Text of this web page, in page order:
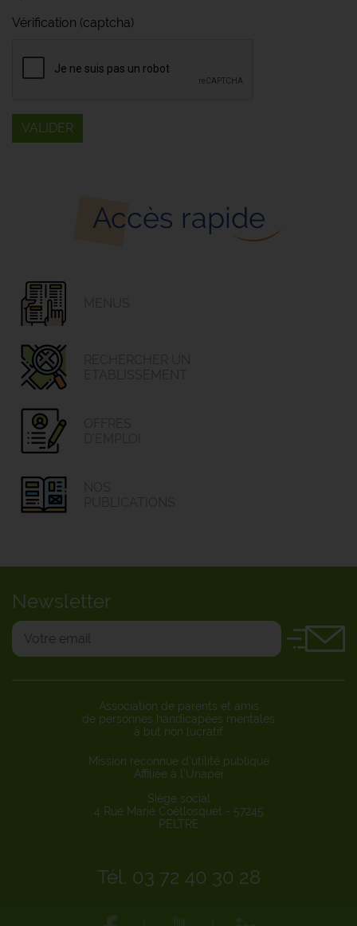
Vérification (captcha)
Accès rapide
Newsletter
Association de parents et amis
de personnes handicapées mentales
à but non lucratif
Mission reconnue d’utilité publique
Affiliée à l’Unapei
Siège social
4 Rue Marie Coëtlosquet - 57245
PELTRE
Tél. 03 72 40 30 28